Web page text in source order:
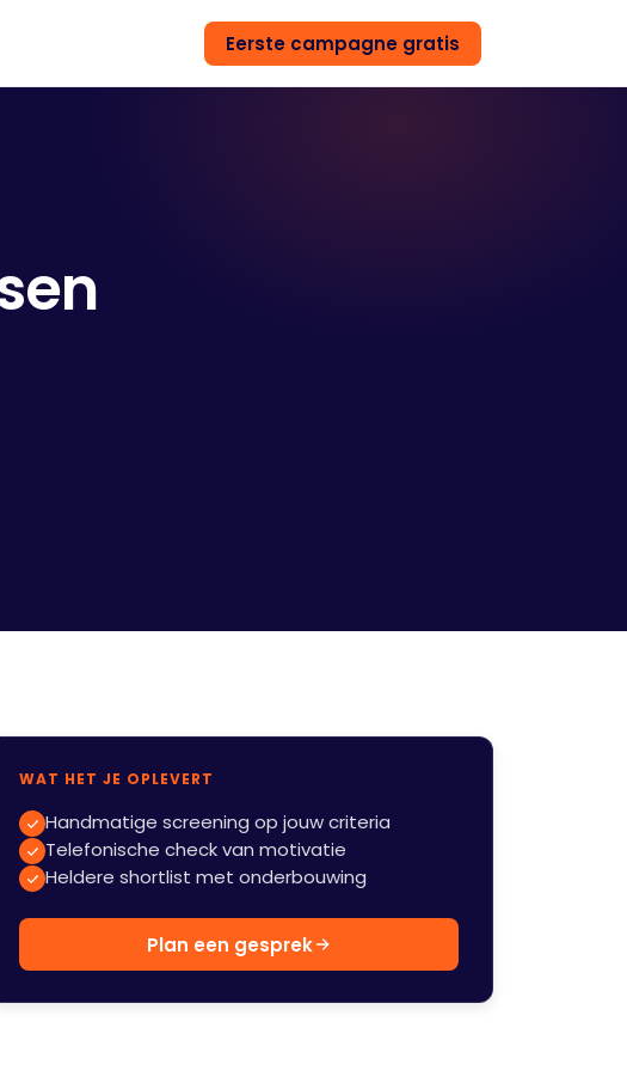
Eerste campagne gratis
WAT HET JE OPLEVERT
Handmatige screening op jouw criteria
Telefonische check van motivatie
Heldere shortlist met onderbouwing
Plan een gesprek